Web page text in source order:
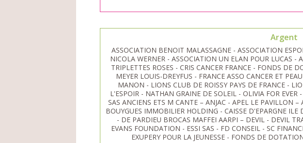
Argent
ASSOCIATION BENOIT MALASSAGNE - ASSOCIATION
NICOLA WERNER - ASSOCIATION UN ELAN POUR LUCAS -
TRIPLETTES ROSES - CRIS CANCER FRANCE - FONDS DE
MEYER LOUIS-DREYFUS - FRANCE ASSO CANCER ET
MANON - LIONS CLUB DE ROISSY PAYS DE FRANCE -
L'ESPOIR - NATHAN GRAINE DE SOLEIL - OLIVIA FOR
SAS ANCIENS ETS M CANTE – ANJAC - APEL LE PAVILLON
BOUYGUES IMMOBILIER HOLDING - CAISSE D'EPARGNE ILE
- DE PARDIEU BROCAS MAFFEI AARPI – DEVIL - DEVIL
EVANS FOUNDATION - ESSI SAS - FD CONSEIL - SC
EXUPERY POUR LA JEUNESSE - FONDS DE